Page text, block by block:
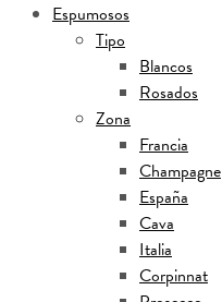
Espumosos
Tipo
Blancos
Rosados
Zona
Francia
Champagne
España
Cava
Italia
Corpinnat